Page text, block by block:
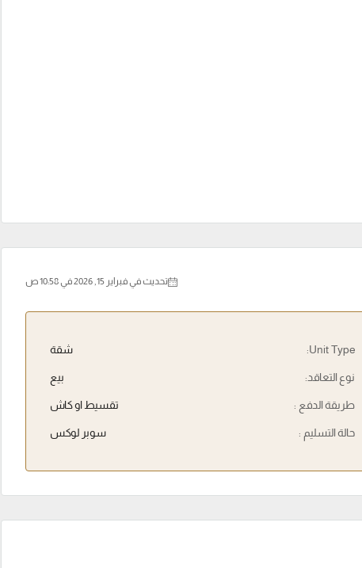
تحديث في فبراير 15, 2026 في 10:58 ص
Unit Type: شقة
نوع التعاقد: بيع
طريقة الدفع : تقسيط او كاش
حالة التسليم : سوبر لوكس